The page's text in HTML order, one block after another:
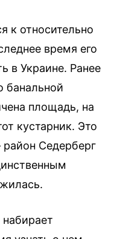
к относительно
время его
в Украине. Ранее
банальной
площадь, на
кустарник. Это
Седерберг